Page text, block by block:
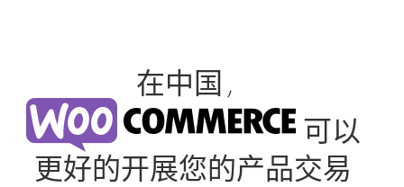
在中国，
可以
更好的开展您的产品交易